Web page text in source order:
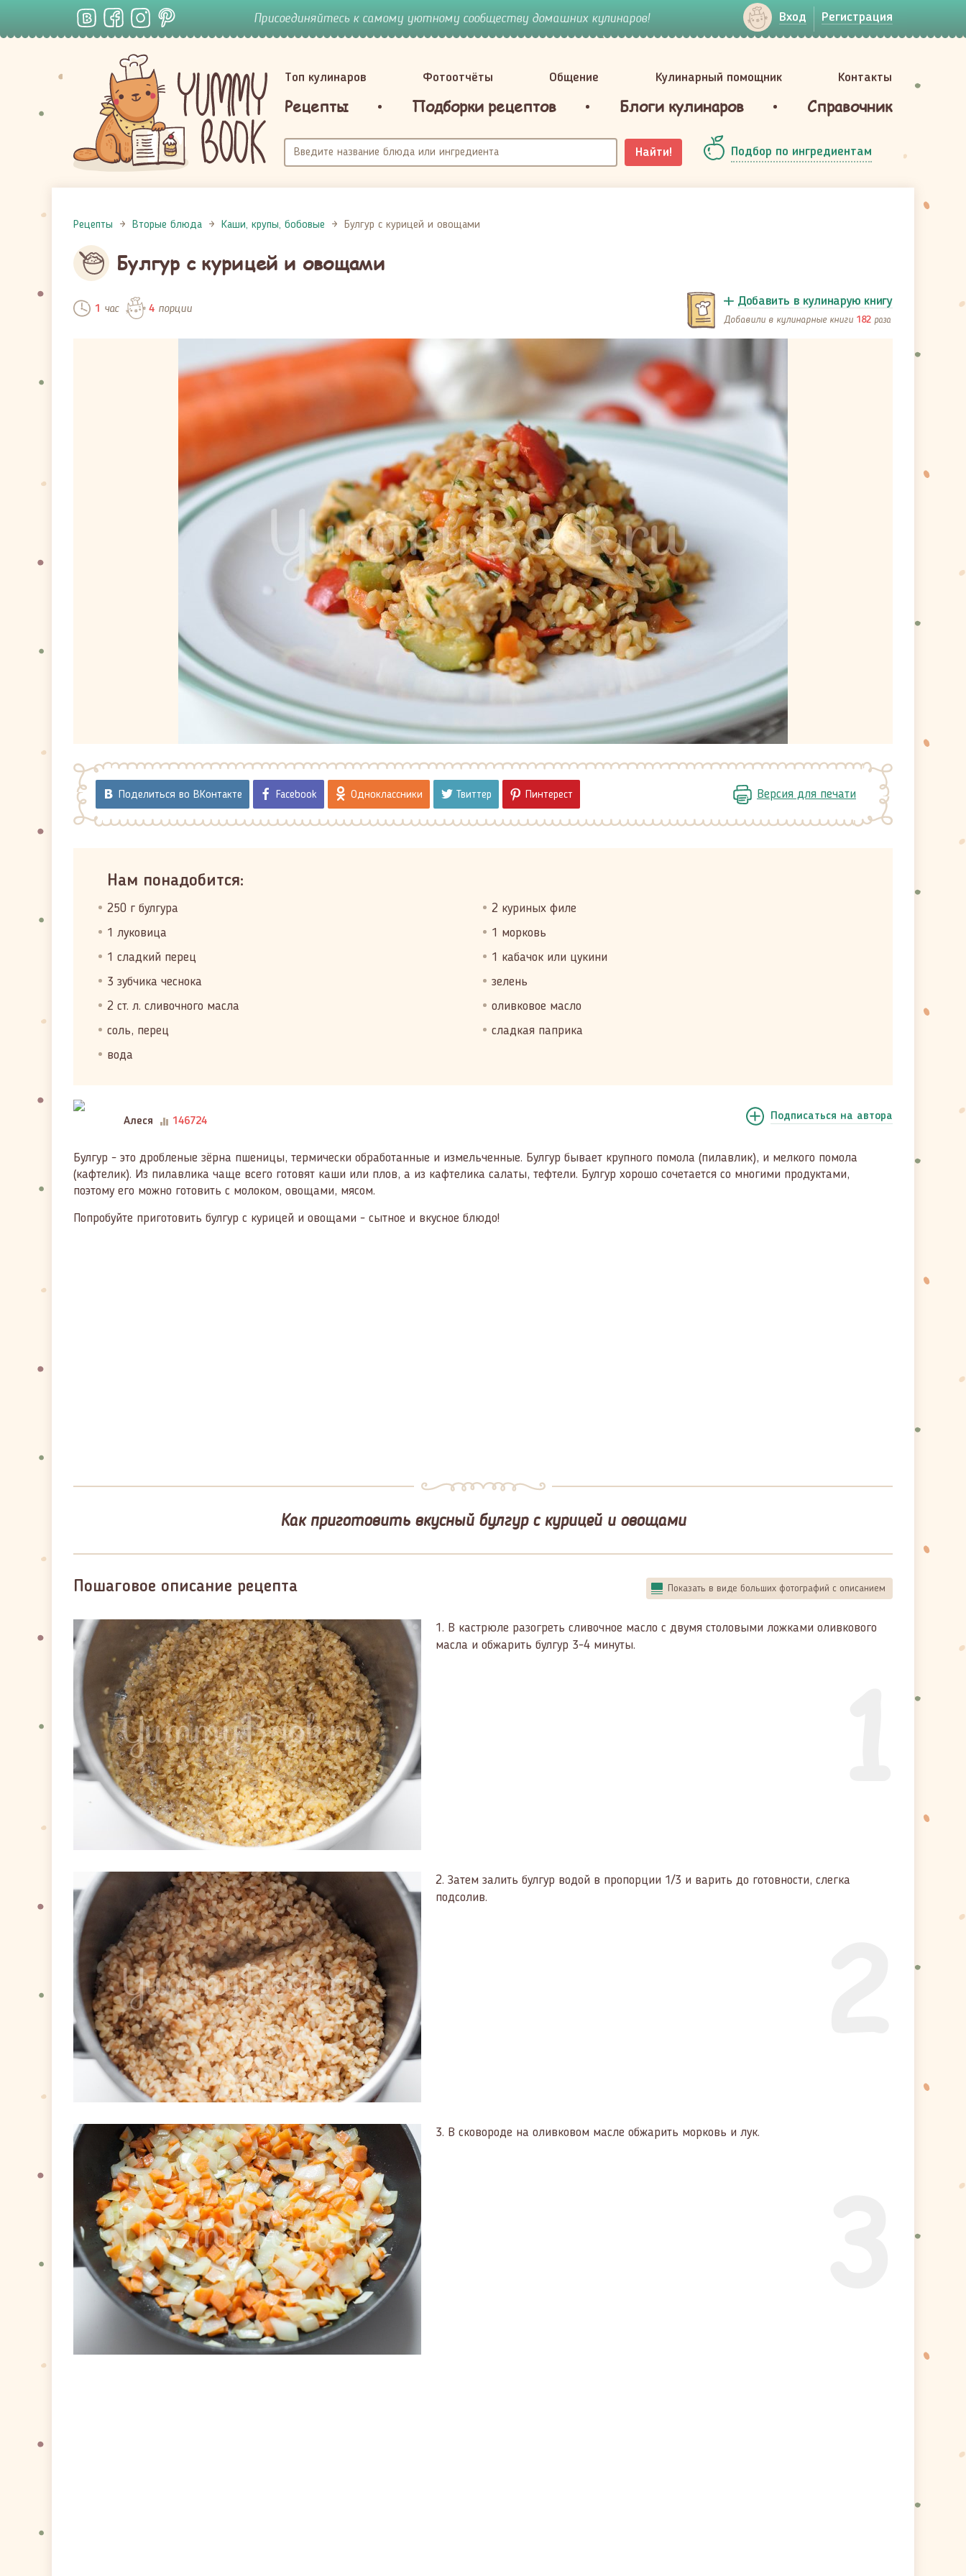
Присоединяйтесь к самому уютному сообществу домашних кулинаров! Вход Регистрация
Топ кулинаров Фотоотчёты Общение Кулинарный помощник Контакты
Рецепты Подборки рецептов Блоги кулинаров Справочник
Найти! Подбор по ингредиентам
Рецепты Вторые блюда Каши, крупы, бобовые Булгур с курицей и овощами
Булгур с курицей и овощами
1 час 4 порции Добавить в кулинарую книгу
Добавили в кулинарные книги 182 раза
Поделиться во ВКонтакте Facebook Одноклассники Твиттер Пинтерест Версия для печати
Нам понадобится:
250 г булгура
2 куриных филе
1 луковица
1 морковь
1 сладкий перец
1 кабачок или цукини
3 зубчика чеснока
зелень
2 ст. л. сливочного масла
оливковое масло
соль, перец
сладкая паприка
вода
Алеся 146724 Подписаться на автора
Булгур - это дробленые зёрна пшеницы, термически обработанные и измельченные. Булгур бывает крупного помола (пилавлик), и мелкого помола
(кафтелик). Из пилавлика чаще всего готовят каши или плов, а из кафтелика салаты, тефтели. Булгур хорошо сочетается со многими продуктами,
поэтому его можно готовить с молоком, овощами, мясом.
Попробуйте приготовить булгур с курицей и овощами - сытное и вкусное блюдо!
Как приготовить вкусный булгур с курицей и овощами
Пошаговое описание рецепта Показать в виде больших фотографий с описанием
1. В кастрюле разогреть сливочное масло с двумя столовыми ложками оливкового
масла и обжарить булгур 3-4 минуты.
2. Затем залить булгур водой в пропорции 1/3 и варить до готовности, слегка
подсолив.
3. В сковороде на оливковом масле обжарить морковь и лук.